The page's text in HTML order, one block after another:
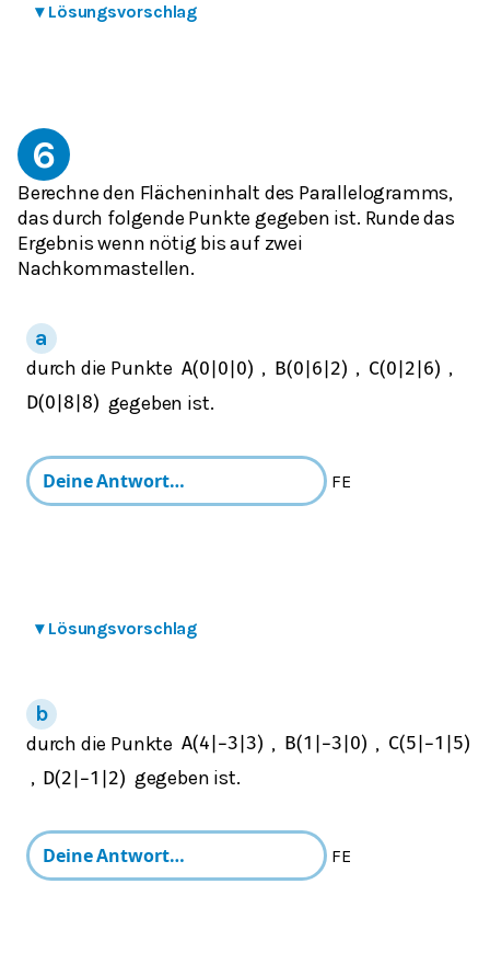
▾ Lösungsvorschlag
6
Berechne den Flächeninhalt des Parallelogramms,
das durch folgende Punkte gegeben ist. Runde das
Ergebnis wenn nötig bis auf zwei
Nachkommastellen.
durch die Punkte A(0 0 0) , B(0 6 2) , C(0 2 6) ,
D(0 8 8) gegeben ist.
FE
▾ Lösungsvorschlag
durch die Punkte A(4 −3 3) , B(1 −3 0) , C(5 −1 5)
, D(2 −1 2) gegeben ist.
FE